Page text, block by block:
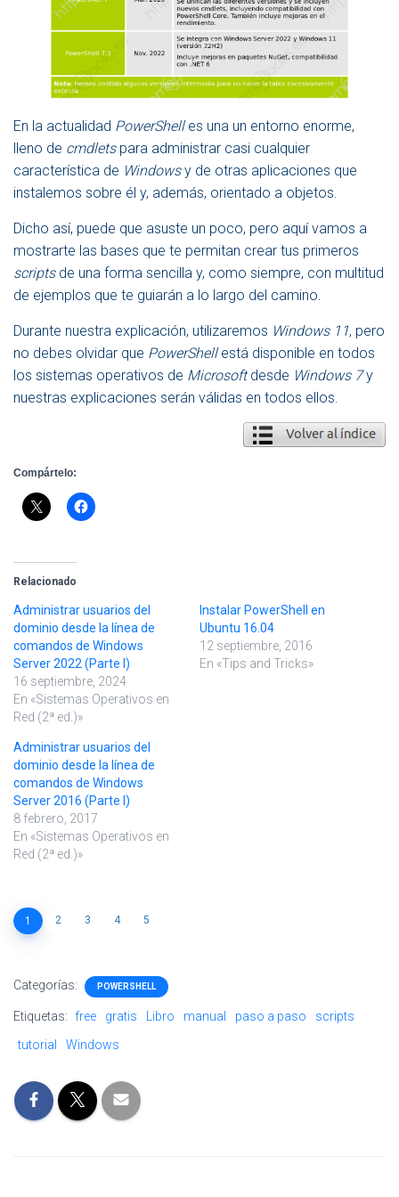
En la actualidad PowerShelles una un entorno enorme,
lleno de cmdletspara administrar casi cualquier
característica de Windowsy de otras aplicaciones que
instalemos sobre él y, además, orientado a objetos.
Dicho así, puede que asuste un poco, pero aquí vamos a
mostrarte las bases que te permitan crear tus primeros
scriptsde una forma sencilla y, como siempre, con multitud
de ejemplos que te guiarán a lo largo del camino.
Durante nuestra explicación, utilizaremos Windows 11, pero
no debes olvidar que PowerShellestá disponible en todos
los sistemas operativos de Microsoftdesde Windows 7y
nuestras explicaciones serán válidas en todos ellos.
Compártelo:
Relacionado
Administrar usuarios del
dominio desde la línea de
comandos de Windows
Server 2022 (Parte I)
16 septiembre, 2024
En «Sistemas Operativos en
Red (2ª ed.)»
Instalar PowerShell en
Ubuntu 16.04
12 septiembre, 2016
En «Tips and Tricks»
Administrar usuarios del
dominio desde la línea de
comandos de Windows
Server 2016 (Parte I)
8 febrero, 2017
En «Sistemas Operativos en
Red (2ª ed.)»
1 2 3 4 5
Categorías: POWERSHELL
Etiquetas: free gratis Libro manual paso a paso
scripts
tutorial
Windows